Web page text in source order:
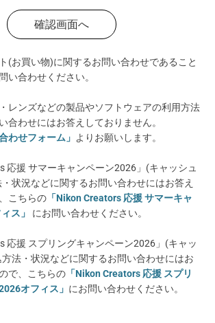
(お買い物)に関するお問い合わせであること
い合わせください。
レンズなどの製品やソフトウェアの利用方法
合わせにはお答えしておりません。
わせフォーム」 よりお願いします。
応援 サマーキャンペーン2026」(キャッシュ
状況などに関するお問い合わせにはお答え
こちらの 「Nikon Creators 応援 サマーキャ
ス」
にお問い合わせください。
応援 スプリングキャンペーン2026」(キャッ
法・状況などに関するお問い合わせにはお
で、こちらの 「Nikon Creators 応援 スプリ
オフィス」 にお問い合わせください。